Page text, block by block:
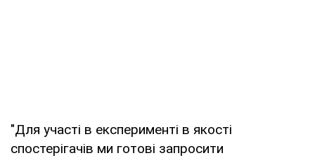
"Для участі в експерименті в якості
спостерігачів ми готові запросити